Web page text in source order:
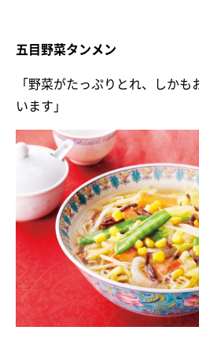
五目野菜タンメン
「野菜がたっぷりとれ、しかも
います」